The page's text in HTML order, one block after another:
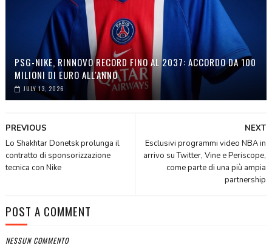
PSG-NIKE, RINNOVO RECORD FINO AL 2037: ACCORDO DA 100
MILIONI DI EURO ALL'ANNO
JULY 13, 2026
NEXT
Esclusivi programmi video NBA in
arrivo su Twitter, Vine e Periscope,
come parte di una più ampia
partnership
PREVIOUS
Lo Shakhtar Donetsk prolunga il
contratto di sponsorizzazione
tecnica con Nike
POST A COMMENT
NESSUN COMMENTO